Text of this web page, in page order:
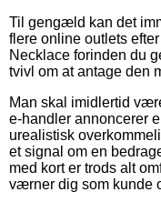
Til gengæld kan det
flere online outlets
Necklace forinden du
tvivl om at antage den
Man skal imidlertid
e-handler annoncerer
urealistisk
et signal om en
med kort er trods alt
værner dig som kunde